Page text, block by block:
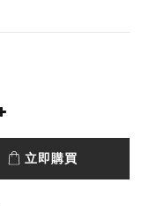
立即購買